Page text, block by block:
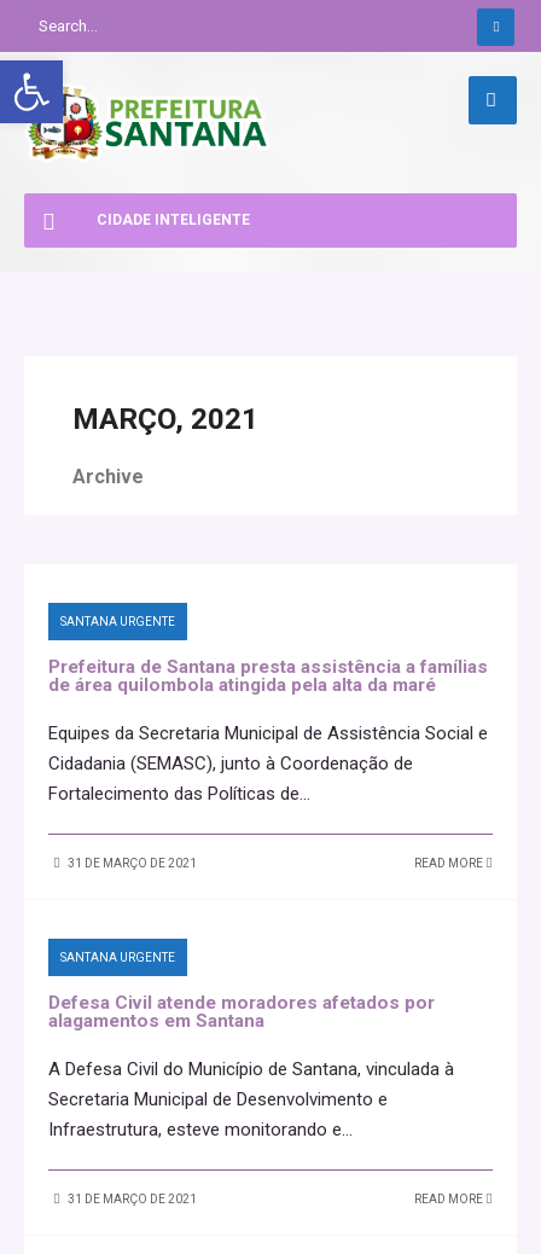
Abrir a barra de ferramentas
CIDADE INTELIGENTE
MARÇO, 2021
Archive
SANTANA URGENTE
Prefeitura de Santana presta assistência a famílias
de área quilombola atingida pela alta da maré
Equipes da Secretaria Municipal de Assistência Social e
Cidadania (SEMASC), junto à Coordenação de
Fortalecimento das Políticas de...
31 DE MARÇO DE 2021 READ MORE
SANTANA URGENTE
Defesa Civil atende moradores afetados por
alagamentos em Santana
A Defesa Civil do Município de Santana, vinculada à
Secretaria Municipal de Desenvolvimento e
Infraestrutura, esteve monitorando e...
31 DE MARÇO DE 2021 READ MORE